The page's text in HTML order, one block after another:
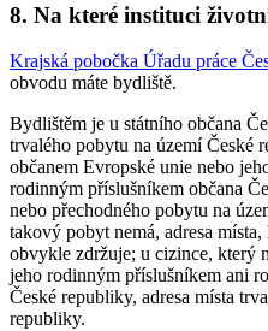
8. Na které instituci
Krajská pobočka Úřadu práce
obvodu máte bydliště.
Bydlištěm je u státního občana
trvalého pobytu na území České
občanem Evropské unie nebo
rodinným příslušníkem občana
nebo přechodného pobytu na
takový pobyt nemá, adresa
obvykle zdržuje; u cizince, který
jeho rodinným příslušníkem ani
České republiky, adresa místa
republiky.